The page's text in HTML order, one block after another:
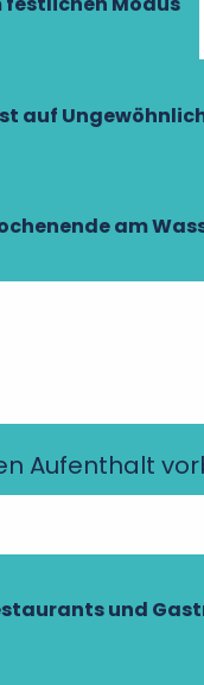
auf
am
Aufenthalt
und
an!
und
virtuellen
helfen.